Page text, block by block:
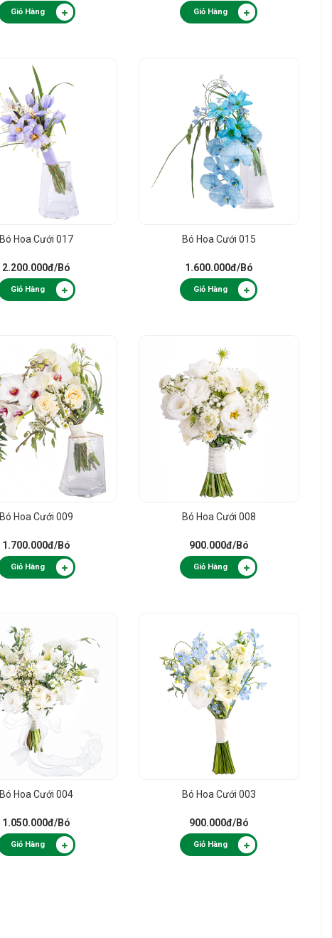
Giỏ Hàng Giỏ Hàng
Bó Hoa Cưới 017
2.200.000đ/Bó
Giỏ Hàng
Bó Hoa Cưới 015
1.600.000đ/Bó
Giỏ Hàng
Bó Hoa Cưới 009
1.700.000đ/Bó
Giỏ Hàng
Bó Hoa Cưới 008
900.000đ/Bó
Giỏ Hàng
Bó Hoa Cưới 004
1.050.000đ/Bó
Giỏ Hàng
Bó Hoa Cưới 003
900.000đ/Bó
Giỏ Hàng